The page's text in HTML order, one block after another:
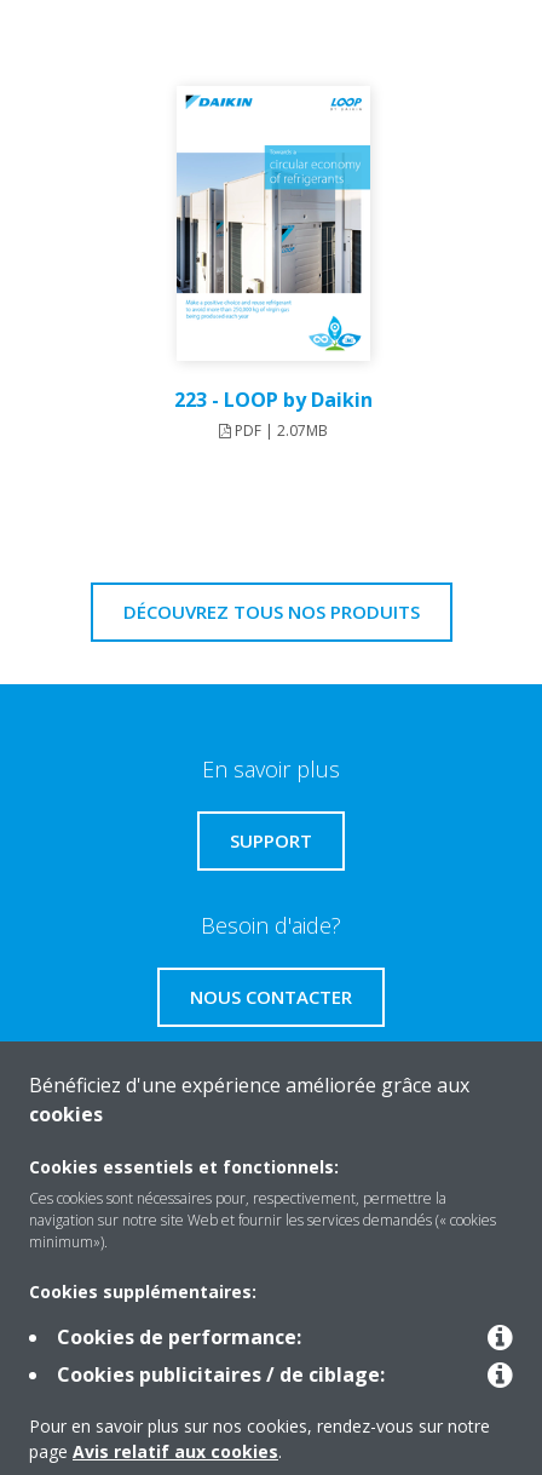
223 - LOOP by Daikin
PDF | 2.07MB
DÉCOUVREZ TOUS NOS PRODUITS
En savoir plus
SUPPORT
Besoin d'aide?
NOUS CONTACTER
Solutions
Contact
Products
Bénéficiez d'une expérience améliorée grâce aux
cookies
Cookies essentiels et fonctionnels:
Ces cookies sont nécessaires pour, respectivement, permettre la
navigation sur notre site Web et fournir les services demandés (« cookies
minimum»).
Cookies supplémentaires:
Cookies de performance:
Cookies publicitaires / de ciblage:
Pour en savoir plus sur nos cookies, rendez-vous sur notre
page Avis relatif aux cookies.